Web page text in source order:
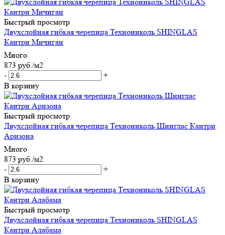
Быстрый просмотр
Двухслойная гибкая черепица Технониколь SHINGLAS
Кантри Мичиган
Много
873 руб./м2
-
+
В корзину
Быстрый просмотр
Двухслойная гибкая черепица Технониколь Шинглас Кантри
Аризона
Много
873 руб./м2
-
+
В корзину
Быстрый просмотр
Двухслойная гибкая черепица Технониколь SHINGLAS
Кантри Алабама